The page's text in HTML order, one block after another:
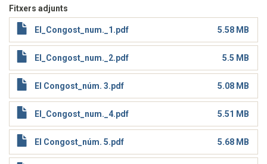
Fitxers adjunts
El_Congost_num._1.pdf 5.58 MB
El_Congost_num._2.pdf 5.5 MB
El Congost_núm. 3.pdf 5.08 MB
El_Congost_num._4.pdf 5.51 MB
El Congost_núm. 5.pdf 5.68 MB